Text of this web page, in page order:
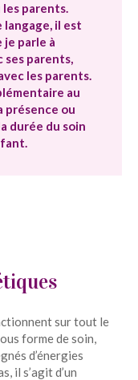
parents.
langage, il est
je parle à
ses parents,
les parents.
au
présence ou
durée du soin
sur tout le
forme de soin,
d’énergies
il s’agit d’un